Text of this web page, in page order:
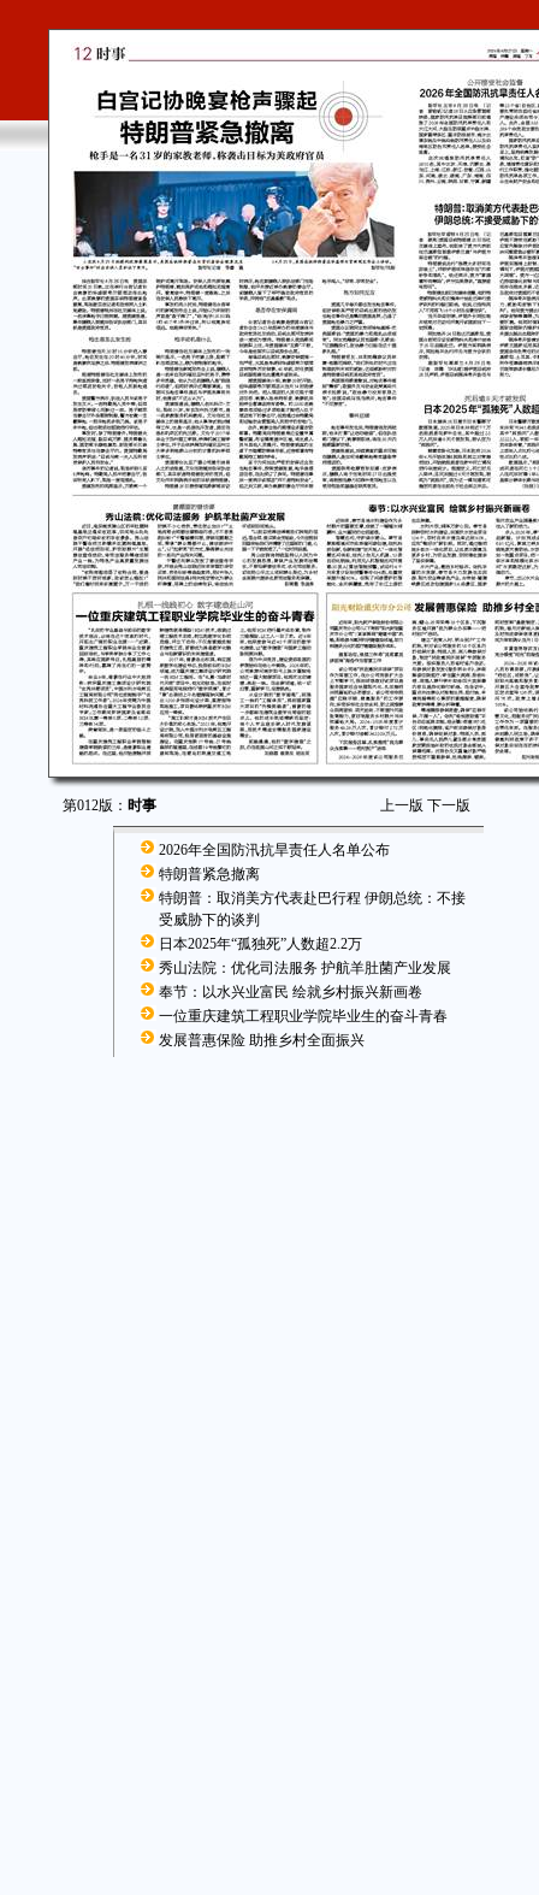
第012版： 时事 上一版 下一版
2026年全国防汛抗旱责任人名单公布
特朗普紧急撤离
特朗普：取消美方代表赴巴行程 伊朗总统：不接
受威胁下的谈判
日本2025年“孤独死”人数超2.2万
秀山法院：优化司法服务 护航羊肚菌产业发展
奉节：以水兴业富民 绘就乡村振兴新画卷
一位重庆建筑工程职业学院毕业生的奋斗青春
发展普惠保险 助推乡村全面振兴